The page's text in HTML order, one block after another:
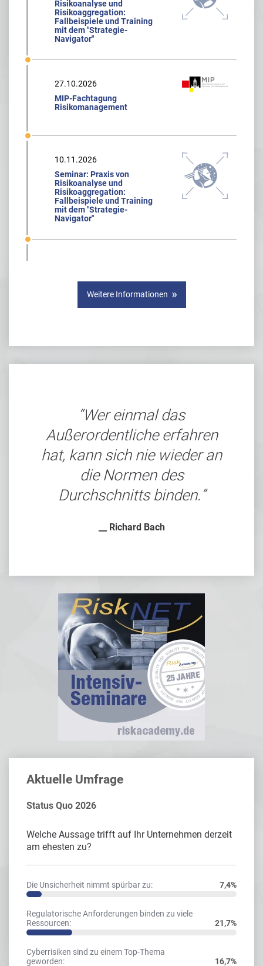
Risikoanalyse und
Risikoaggregation:
Fallbeispiele und Training
mit dem "Strategie-
Navigator"
27.10.2026
MIP-Fachtagung
Risikomanagement
10.11.2026
Seminar: Praxis von
Risikoanalyse und
Risikoaggregation:
Fallbeispiele und Training
mit dem "Strategie-
Navigator"
Weitere Informationen
Wer einmal das
Außerordentliche erfahren
hat, kann sich nie wieder an
die Normen des
Durchschnitts binden.
__ Richard Bach
Aktuelle Umfrage
Status Quo 2026
Welche Aussage trifft auf Ihr Unternehmen derzeit
am ehesten zu?
Die Unsicherheit nimmt spürbar zu: 7,4%
Regulatorische Anforderungen binden zu viele
Ressourcen:
21,7%
Cyberrisiken sind zu einem Top-Thema
geworden:
16,7%